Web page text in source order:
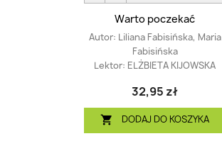
Warto poczekać
Autor: Liliana Fabisińska, Maria
Fabisińska
Lektor: ELŻBIETA KIJOWSKA
32,95 zł
 DODAJ DO KOSZYKA